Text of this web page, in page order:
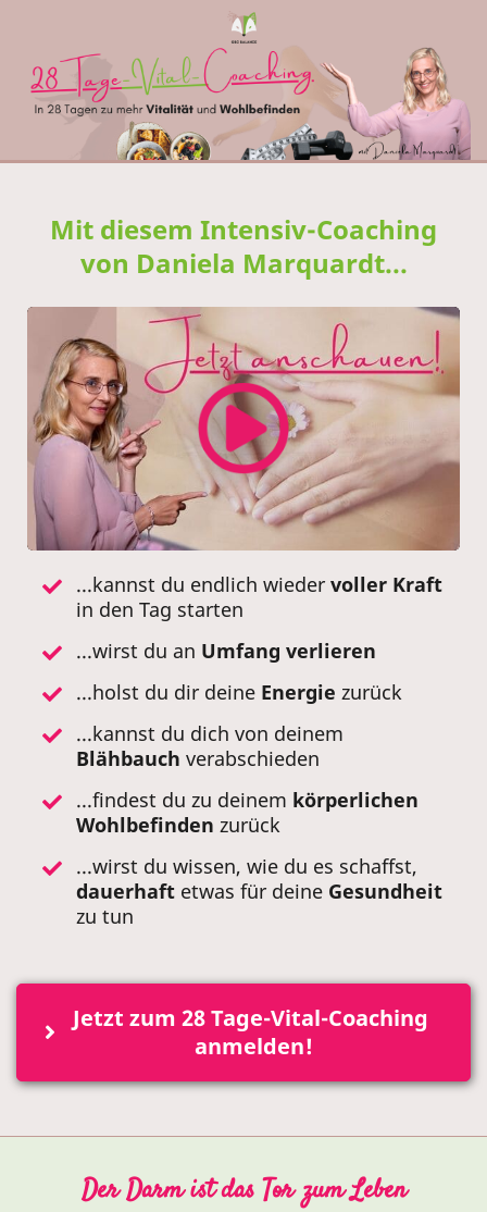
Mit diesem Intensiv-Coaching
von Daniela Marquardt...
...kannst du endlich wieder voller Kraft
in den Tag starten
...wirst du an Umfang verlieren
...holst du dir deine Energie zurück
...kannst du dich von deinem
Blähbauch verabschieden
...findest du zu deinem körperlichen
Wohlbefinden zurück
...wirst du wissen, wie du es schaffst,
dauerhaft etwas für deine Gesundheit
zu tun
Jetzt zum 28 Tage-Vital-Coaching
anmelden!
Der Darm ist das Tor zum Leben